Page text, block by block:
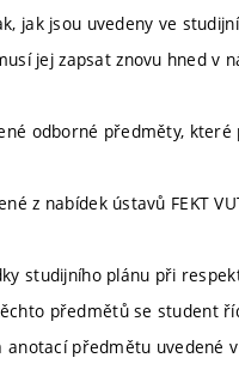
jak jsou uvedeny ve
jej zapsat znovu hned v
odborné předměty,
z nabídek ústavů FEKT
studijního plánu při
předmětů se student
předmětu uvedené